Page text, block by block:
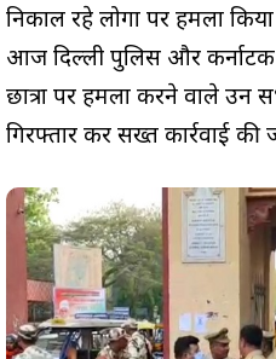
निकाल रहे लोगों पर हमला
आज दिल्ली पुलिस और
छात्रों पर हमला करने वाले उन
गिरफ्तार कर सख्त कार्रवाई की